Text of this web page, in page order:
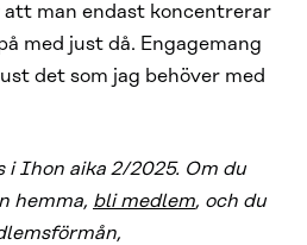
att man endast koncentrerar
med just då. Engagemang
det som jag behöver med
i Ihon aika 2/2025. Om du
hemma, bli medlem, och du